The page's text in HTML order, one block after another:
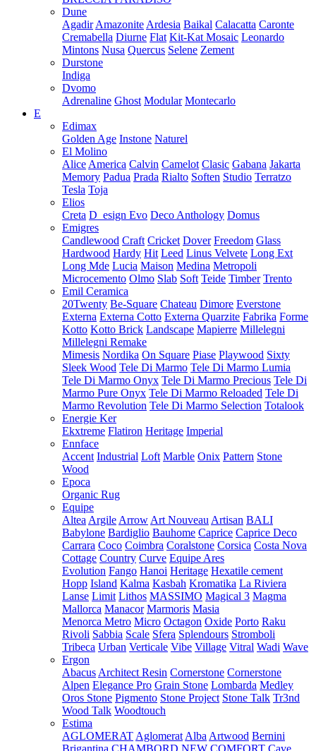
Dune
Agadir Amazonite Ardesia Baikal Calacatta Caronte
Cremabella Diurne Flat Kit-Kat Mosaic Leonardo
Mintons Nusa Quercus Selene Zement
Durstone
Indiga
Dvomo
Adrenaline Ghost Modular Montecarlo
E
Edimax
Golden Age Instone Naturel
El Molino
Alice America Calvin Camelot Clasic Gabana Jakarta
Memory Padua Prada Rialto Soften Studio Terratzo
Tesla Toja
Elios
Creta D_esign Evo Deco Anthology Domus
Emigres
Candlewood Craft Cricket Dover Freedom Glass
Hardwood Hardy Hit Leed Linus Velvete Long Ext
Long Mde Lucia Maison Medina Metropoli
Microcemento Olmo Slab Soft Teide Timber Trento
Emil Ceramica
20Twenty Be-Square Chateau Dimore Everstone
Externa Externa Cotto Externa Quarzite Fabrika Forme
Kotto Kotto Brick Landscape Mapierre Millelegni
Millelegni Remake
Mimesis Nordika On Square Piase Playwood Sixty
Sleek Wood Tele Di Marmo Tele Di Marmo Lumia
Tele Di Marmo Onyx Tele Di Marmo Precious Tele Di
Marmo Pure Onyx Tele Di Marmo Reloaded Tele Di
Marmo Revolution Tele Di Marmo Selection Totalook
Energie Ker
Ekxtreme Flatiron Heritage Imperial
Ennface
Accent Industrial Loft Marble Onix Pattern Stone
Wood
Epoca
Organic Rug
Equipe
Altea Argile Arrow Art Nouveau Artisan BALI
Babylone Bardiglio Bauhome Caprice Caprice Deco
Carrara Coco Coimbra Coralstone Corsica Costa Nova
Cottage Country Curve Equipe Ares
Evolution Fango Hanoi Heritage Hexatile cement
Hopp Island Kalma Kasbah Kromatika La Riviera
Lanse Limit Lithos MASSIMO Magical 3 Magma
Mallorca Manacor Marmoris Masia
Menorca Metro Micro Octagon Oxide Porto Raku
Rivoli Sabbia Scale Sfera Splendours Stromboli
Tribeca Urban Verticale Vibe Village Vitral Wadi Wave
Ergon
Abacus Architect Resin Cornerstone Cornerstone
Alpen Elegance Pro Grain Stone Lombarda Medley
Oros Stone Pigmento Stone Project Stone Talk Tr3nd
Wood Talk Woodtouch
Estima
AGLOMERAT Aglomerat Alba Artwood Bernini